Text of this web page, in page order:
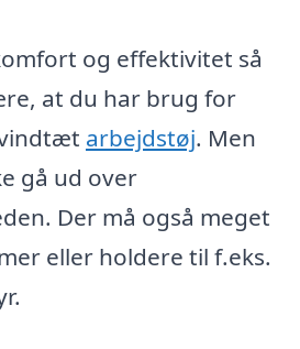
og effektivitet så
at du har brug for
arbejdstøj. Men
gå ud over
Der må også meget
eller holdere til f.eks.